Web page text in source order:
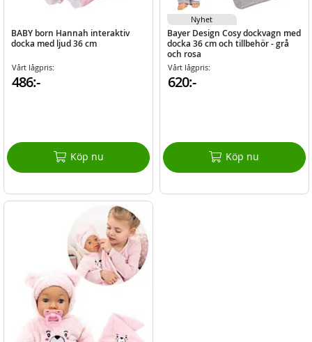
BABY born Hannah interaktiv
docka med ljud 36 cm
Vårt lågpris:
486:-
Köp nu
Bayer Design Cosy dockvagn med
docka 36 cm och tillbehör - grå
och rosa
Vårt lågpris:
620:-
Köp nu
Nyhet